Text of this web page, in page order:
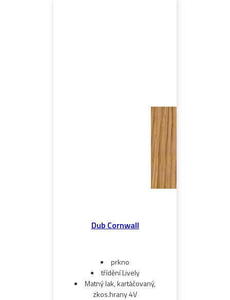
Dub Cornwall
prkno
třídění Lively
Matný lak, kartáčovaný,
zkos.hrany 4V